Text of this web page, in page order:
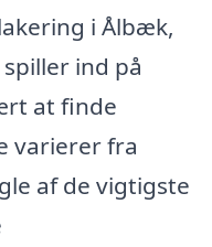
i Ålbæk,
ind på
at finde
varierer fra
af de vigtigste